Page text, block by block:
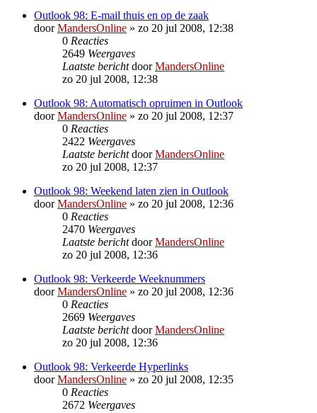
Outlook 98: E-mail thuis en op de zaak
doorMandersOnline » zo 20 jul 2008, 12:38
0 Reacties
2649 Weergaves
Laatste berichtdoorMandersOnline
zo 20 jul 2008, 12:38
Outlook 98: Automatisch opruimen in Outlook
doorMandersOnline » zo 20 jul 2008, 12:37
0 Reacties
2422 Weergaves
Laatste berichtdoorMandersOnline
zo 20 jul 2008, 12:37
Outlook 98: Weekend laten zien in Outlook
doorMandersOnline » zo 20 jul 2008, 12:36
0 Reacties
2470 Weergaves
Laatste berichtdoorMandersOnline
zo 20 jul 2008, 12:36
Outlook 98: Verkeerde Weeknummers
doorMandersOnline » zo 20 jul 2008, 12:36
0 Reacties
2669 Weergaves
Laatste berichtdoorMandersOnline
zo 20 jul 2008, 12:36
Outlook 98: Verkeerde Hyperlinks
doorMandersOnline » zo 20 jul 2008, 12:35
0 Reacties
2672 Weergaves